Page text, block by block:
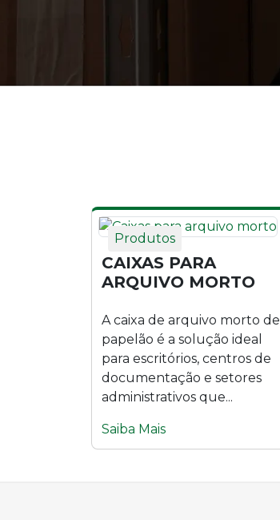
Produtos
CAIXAS PARA
ARQUIVO MORTO
A caixa de arquivo morto de
papelão é a solução ideal
para escritórios, centros de
documentação e setores
administrativos que...
Saiba Mais